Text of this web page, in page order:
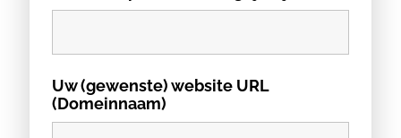
Uw (gewenste) website URL
(Domeinnaam)